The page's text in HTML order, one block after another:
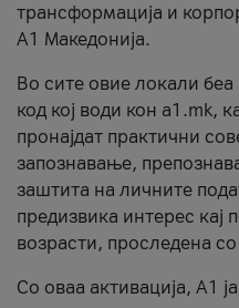
трансформација и
А1 Македонија.
Во сите овие локали беа
код кој води кон a1.mk,
пронајдат практични
запознавање,
заштита на личните
предизвика интерес кај
возрасти, проследена
Со оваа активација, А1